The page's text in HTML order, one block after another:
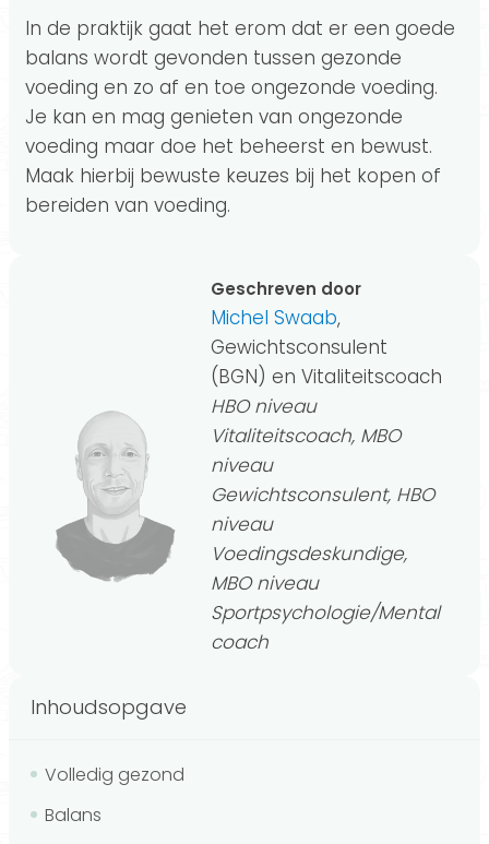
In de praktijk gaat het erom dat er een goede
balans wordt gevonden tussen gezonde
voeding en zo af en toe ongezonde voeding.
Je kan en mag genieten van ongezonde
voeding maar doe het beheerst en bewust.
Maak hierbij bewuste keuzes bij het kopen of
bereiden van voeding.
Geschreven door
Michel Swaab,
Gewichtsconsulent
(BGN) en Vitaliteitscoach
HBO niveau
Vitaliteitscoach, MBO
niveau
Gewichtsconsulent, HBO
niveau
Voedingsdeskundige,
MBO niveau
Sportpsychologie/Mental
coach
Inhoudsopgave
Volledig gezond
Balans